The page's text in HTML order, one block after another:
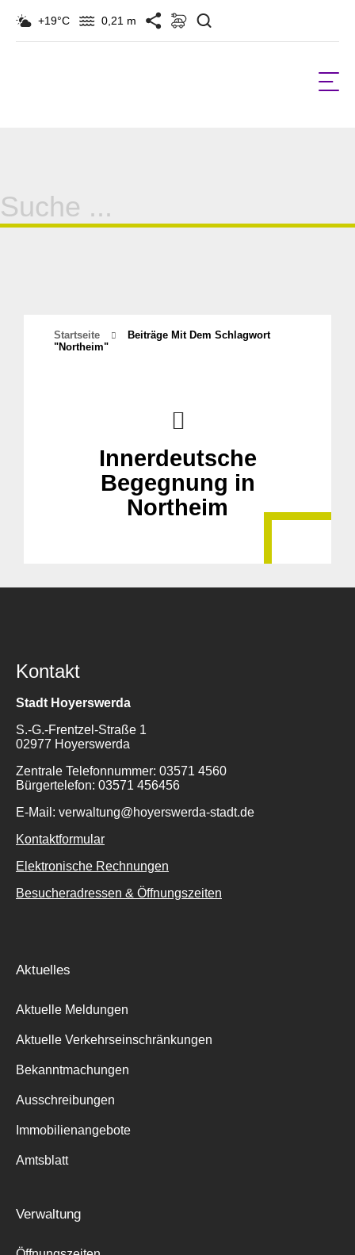
+19°C 0,21 m
Suche
für:
Startseite
Beiträge Mit Dem Schlagwort
"northeim"
Innerdeutsche
Begegnung in
Northeim
Kontakt
Stadt Hoyerswerda
S.-G.-Frentzel-Straße 1
02977 Hoyerswerda
Zentrale Telefonnummer: 03571 4560
Bürgertelefon: 03571 456456
E-Mail: verwaltung@hoyerswerda-stadt.de
Kontaktformular
Elektronische Rechnungen
Besucheradressen & Öffnungszeiten
Aktuelles
Aktuelle Meldungen
Aktuelle Verkehrseinschränkungen
Bekanntmachungen
Ausschreibungen
Immobilienangebote
Amtsblatt
Verwaltung